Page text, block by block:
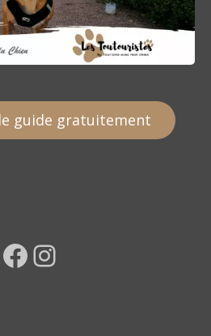
guide gratuitement
Facebook Instagram